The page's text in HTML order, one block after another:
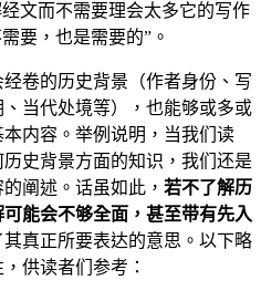
文而不需要理会太多它的写作
要，也是需要的”。
卷的历史背景（作者身份、写
当代处境等），也能够或多或
内容。举例说明，当我们读
历史背景方面的知识，我们还是
阐述。话虽如此， 若不了解历
能会不够全面，甚至带有先入
其真正所要表达的意思。以下略
供读者们参考：